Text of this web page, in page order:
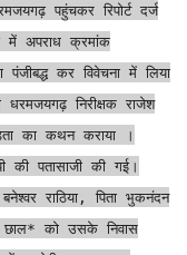
पहुंचकर रिपोर्ट दर्ज
में अपराध क्रमांक
कर विवेचना में लिया
निरीक्षक राजेश
का कथन कराया ।
की पतासाजी की गई।
राठिया, पिता भुकनंदन
छाल* को उसके निवास